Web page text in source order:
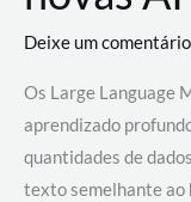
Deixe um comentário
Os Large Language
aprendizado
quantidades de
texto semelhante ao